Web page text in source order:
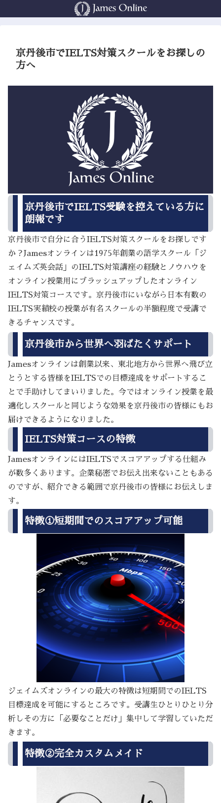
京丹後市でIELTS対策スクールをお探しの
方へ
京丹後市でIELTS受験を控えている方に
朗報です
京丹後市で自分に合うIELTS対策スクールをお探しです
か？Jamesオンラインは1975年創業の語学スクール「ジ
ェイムズ英会話」のIELTS対策講座の経験とノウハウを
オンライン授業用にブラッシュアップしたオンライン
IELTS対策コースです。京丹後市にいながら日本有数の
IELTS実績校の授業が有名スクールの半額程度で受講で
きるチャンスです。
京丹後市から世界へ羽ばたくサポート
Jamesオンラインは創業以来、東北地方から世界へ飛び立
とうとする皆様をIELTSでの目標達成をサポートするこ
とで手助けしてまいりました。今ではオンライン授業を最
適化しスクールと同じような効果を京丹後市の皆様にもお
届けできるようになりました。
IELTS対策コースの特徴
JamesオンラインにはIELTSでスコアアップする仕組み
が数多くあります。企業秘密でお伝え出来ないこともある
のですが、紹介できる範囲で京丹後市の皆様にお伝えしま
す。
特徴①短期間でのスコアアップ可能
ジェイムズオンラインの最大の特徴は短期間でのIELTS
目標達成を可能にするところです。受講生ひとりひとり分
析しその方に「必要なことだけ」集中して学習していただ
きます。
特徴②完全カスタムメイド